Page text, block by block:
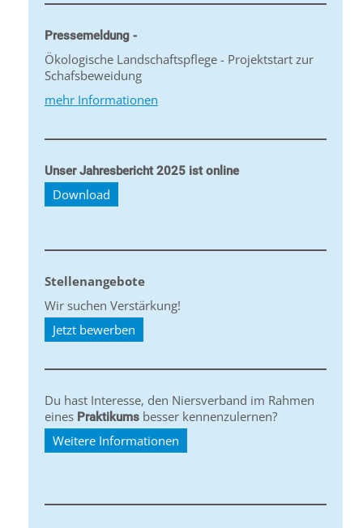
Pressemeldung -
Ökologische Landschaftspflege - Projektstart zur
Schafsbeweidung
mehr Informationen
Unser Jahresbericht 2025 ist online
Download
Stellenangebote
Wir suchen Verstärkung!
Jetzt bewerben
Du hast Interesse, den Niersverband im Rahmen
eines Praktikums besser kennenzulernen?
Weitere Informationen